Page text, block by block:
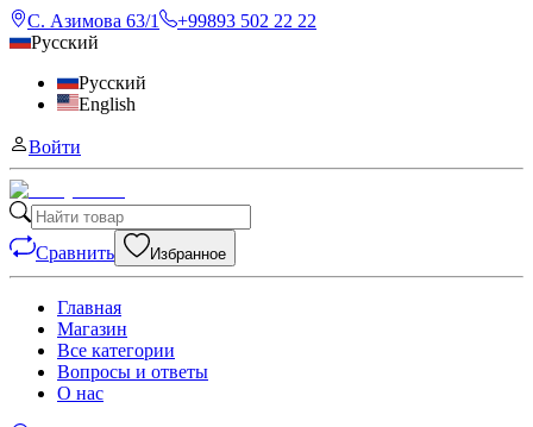
С. Азимова 63/1
+99893 502 22 22
Русский
Русский
English
Войти
Сравнить Избранное
Главная
Магазин
Все категории
Вопросы и ответы
О нас